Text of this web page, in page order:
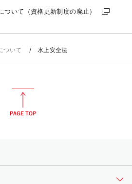
ついて（資格更新制度の廃止）
ついて 水上安全法